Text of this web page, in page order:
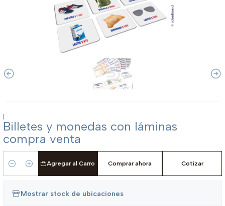
|
Billetes y monedas con láminas
compra venta
Cantidad
Agregar al Carro Comprar ahora Cotizar
Mostrar stock de ubicaciones